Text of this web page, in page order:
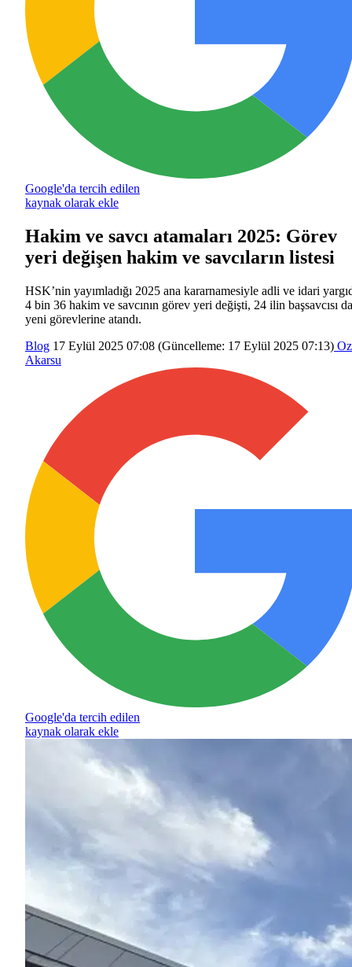
Google'da tercih edilen
kaynak olarak ekle
Hakim ve savcı atamaları 2025: Görev
yeri değişen hakim ve savcıların listesi
HSK’nin yayımladığı 2025 ana kararnamesiyle adli ve idari
4 bin 36 hakim ve savcının görev yeri değişti, 24 ilin başsavcısı da
yeni görevlerine atandı.
Blog 17 Eylül 2025 07:08 (Güncelleme: 17 Eylül 2025 07:13)
Akarsu
Google'da tercih edilen
kaynak olarak ekle